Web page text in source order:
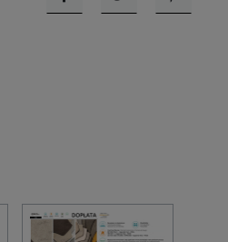
UdostępnijTweetujPinterest